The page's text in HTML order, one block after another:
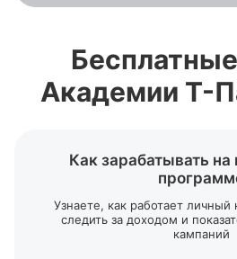
Академии Т-
Как зарабатывать на
Узнаете, как работает личный
следить за доходом и
кампаний